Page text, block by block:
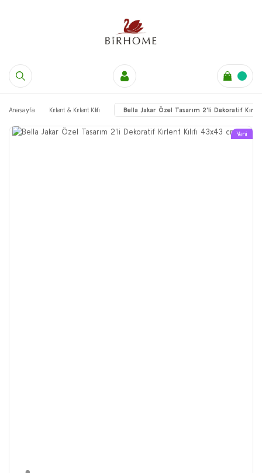
Anasayfa Kırlent & Kırlent Kılıfı Bella Jakar Özel Tasarım 2'li Dekoratif
Yeni